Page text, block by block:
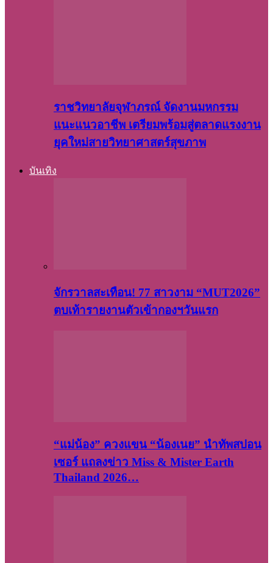
ราชวิทยาลัยจุฬาภรณ์ จัดงานมหกรรม
แนะแนวอาชีพ เตรียมพร้อมสู่ตลาดแรงงาน
ยุคใหม่สายวิทยาศาสตร์สุขภาพ
บันเทิง
จักรวาลสะเทือน! 77 สาวงาม “MUT2026”
ตบเท้ารายงานตัวเข้ากองฯวันแรก
“แม่น้อง” ควงแขน “น้องเนย” นำทัพสปอน
เซอร์ แถลงข่าว Miss & Mister Earth
Thailand 2026…